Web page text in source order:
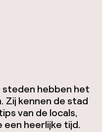
steden hebben het
Zij kennen de stad
van de locals,
een heerlijke tijd.